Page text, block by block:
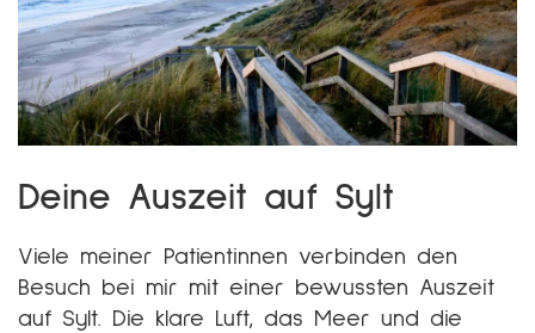
Deine Auszeit auf Sylt
Viele meiner Patientinnen verbinden den
Besuch bei mir mit einer bewussten Auszeit
auf Sylt. Die klare Luft, das Meer und die